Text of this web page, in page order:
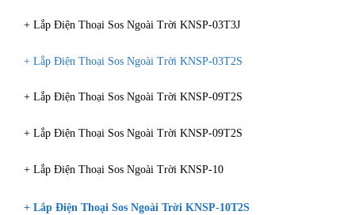
+ Lắp Điện Thoại Sos Ngoài Trời KNSP-03T3J
+ Lắp Điện Thoại Sos Ngoài Trời KNSP-03T2S
+ Lắp Điện Thoại Sos Ngoài Trời KNSP-09T2S
+ Lắp Điện Thoại Sos Ngoài Trời KNSP-09T2S
+ Lắp Điện Thoại Sos Ngoài Trời KNSP-10
+ Lắp Điện Thoại Sos Ngoài Trời KNSP-10T2S